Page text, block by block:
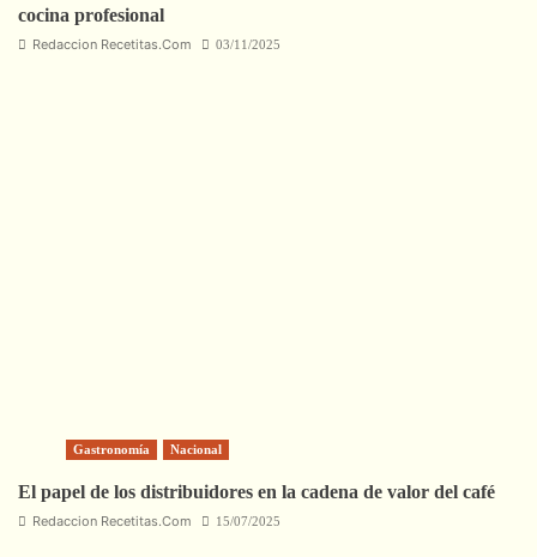
cocina profesional
Redaccion Recetitas.Com 03/11/2025
Gastronomía Nacional
El papel de los distribuidores en la cadena de valor del café
Redaccion Recetitas.Com 15/07/2025